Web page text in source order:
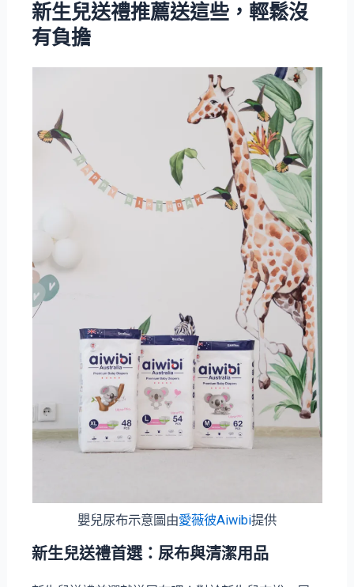
新生兒送禮推薦送這些，輕鬆沒
有負擔
嬰兒尿布示意圖由愛薇彼Aiwibi提供
新生兒送禮首選：尿布與清潔用品